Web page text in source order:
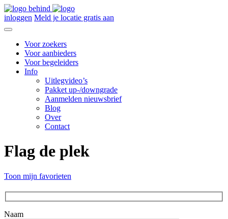
inloggen Meld je locatie gratis aan
Voor zoekers
Voor aanbieders
Voor begeleiders
Info
Uitlegvideo’s
Pakket up-/downgrade
Aanmelden nieuwsbrief
Blog
Over
Contact
Flag de plek
Toon mijn favorieten
Naam